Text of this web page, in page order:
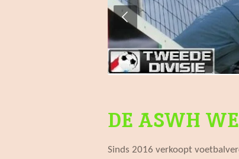
DE ASWH
Sinds 2016 verkoopt